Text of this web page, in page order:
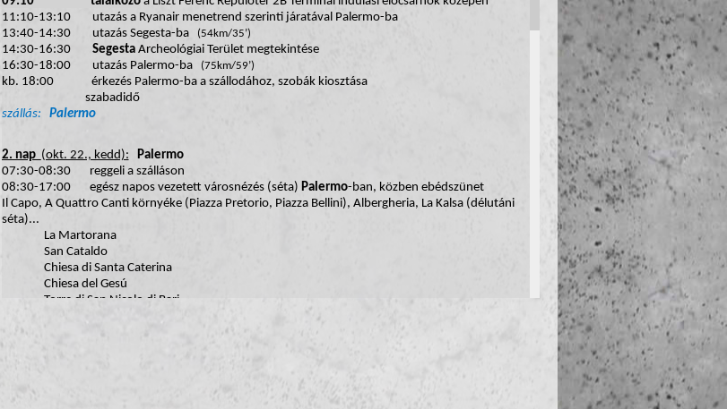
11:10-13:10 utazás a Ryanair menetrend szerinti járatával Palermo-ba
13:40-14:30 utazás Segesta-ba
(54km/35’)
14:30-16:30 SegestaArcheológiai Terület megtekintése
16:30-18:00 utazás Palermo-ba
(75km/59’)
kb. 18:00 érkezés Palermo-ba a szállodához, szobák kiosztása
szabadidő
szállás: Palermo
2. nap (okt. 22., kedd): Palermo
07:30-08:30 reggeli a szálláson
08:30-17:00 egész napos vezetett városnézés (séta) Palermo-ban, közben ebédszünet
Il Capo, A Quattro Canti környéke (Piazza Pretorio, Piazza Bellini), Albergheria, La Kalsa (délutáni
séta)...
La Martorana
San Cataldo
Chiesa di Santa Caterina
Chiesa del Gesú
Torre di San Nicolo di Bari
Palazzo Reale (benne a Cappella Palatina és II. Roger lakosztálya),